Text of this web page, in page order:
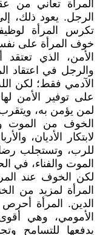
المرأة تعاني من
الرجل. يعود ذلك،
تكرس المرأة
خوف المرأة على
الأمن، الذي
والرجل في اعتقاد
الآدمي فقط؛ لكن
على توفير الأمن
لمن يؤمن به، ويتقرب
الخوف من الموت
لابتكار الأديان،
للرب، وتستجلب
الموت والفناء، في
لكن الخوف عند
المرأة لمزيد من
الدين. المرأة
الأمومي، وهي
يدفعها للتسامح